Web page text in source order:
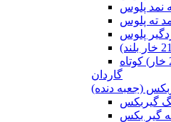
نمد پلوس
ته پلوس
پلوس
گاردان
(جعبه دنده)
گیربکس
گیر بکس